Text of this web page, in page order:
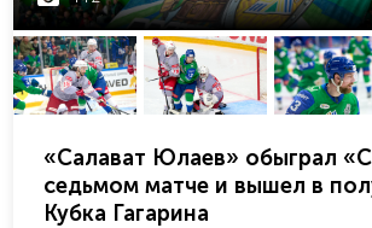
«Салават Юлаев» обыграл
седьмом матче и вышел в
Кубка Гагарина